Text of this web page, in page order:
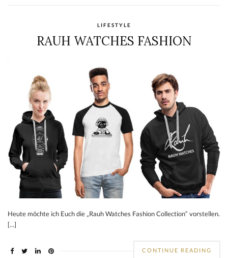
LIFESTYLE
RAUH WATCHES FASHION
Heute möchte ich Euch die „Rauh Watches Fashion Collection“ vorstellen.
[…]
CONTINUE READING